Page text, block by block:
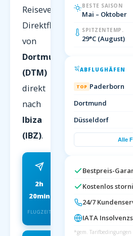
Reiseveranstalter.
Direktflug
von
Dortmund
(DTM)
direkt
nach
Ibiza
(IBZ).
2h
20min
FLUGZEIT
ab 79 EUR
FRÜHBUCHER P.P.
BESTE SAISON
Mai – Oktober
SPITZENTEMP.
29°C (August)
ABFLUGHÄFEN
TOP Paderborn
Dortmund
Düsseldorf
Alle
Bestpreis-
Kostenlos
24/7
IATA
*gem. Tarifbedingungen